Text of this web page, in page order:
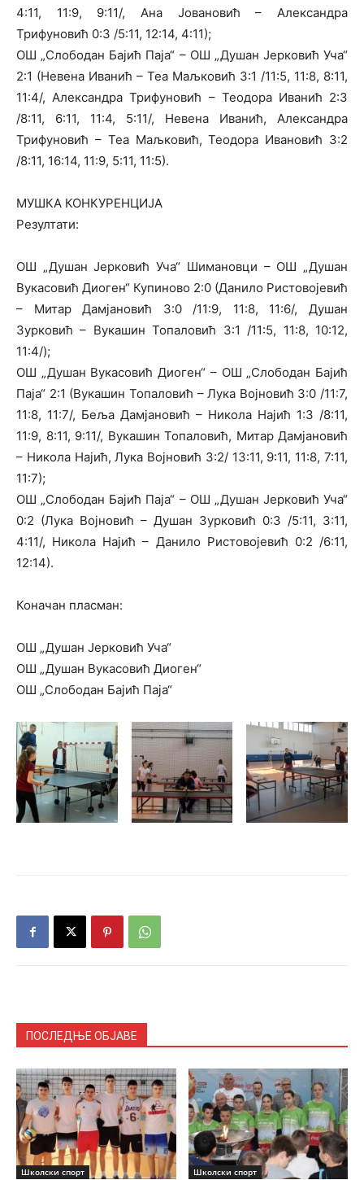
4:11, 11:9, 9:11/, Ана Јовановић – Александра
Трифуновић 0:3 /5:11, 12:14, 4:11);
ОШ „Слободан Бајић Паја“ – ОШ „Душан Јерковић Уча“
2:1 (Невена Иванић – Теа Маљковић 3:1 /11:5, 11:8, 8:11,
11:4/, Александра Трифуновић – Теодора Иванић 2:3
/8:11, 6:11, 11:4, 5:11/, Невена Иванић, Александра
Трифуновић – Теа Маљковић, Теодора Ивановић 3:2
/8:11, 16:14, 11:9, 5:11, 11:5).
МУШКА КОНКУРЕНЦИЈА
Резултати:
ОШ „Душан Јерковић Уча“ Шимановци – ОШ „Душан
Вукасовић Диоген“ Купиново 2:0 (Данило Ристовојевић
– Митар Дамјановић 3:0 /11:9, 11:8, 11:6/, Душан
Зурковић – Вукашин Топаловић 3:1 /11:5, 11:8, 10:12,
11:4/);
ОШ „Душан Вукасовић Диоген“ – ОШ „Слободан Бајић
Паја“ 2:1 (Вукашин Топаловић – Лука Војновић 3:0 /11:7,
11:8, 11:7/, Беља Дамјановић – Никола Најић 1:3 /8:11,
11:9, 8:11, 9:11/, Вукашин Топаловић, Митар Дамјановић
– Никола Најић, Лука Војновић 3:2/ 13:11, 9:11, 11:8, 7:11,
11:7);
ОШ „Слободан Бајић Паја“ – ОШ „Душан Јерковић Уча“
0:2 (Лука Војновић – Душан Зурковић 0:3 /5:11, 3:11,
4:11/, Никола Најић – Данило Ристовојевић 0:2 /6:11,
12:14).
Коначан пласман:
ОШ „Душан Јерковић Уча“
ОШ „Душан Вукасовић Диоген“
ОШ „Слободан Бајић Паја“
ПОСЛЕДЊЕ ОБЈАВЕ
Школски спорт Школски спорт